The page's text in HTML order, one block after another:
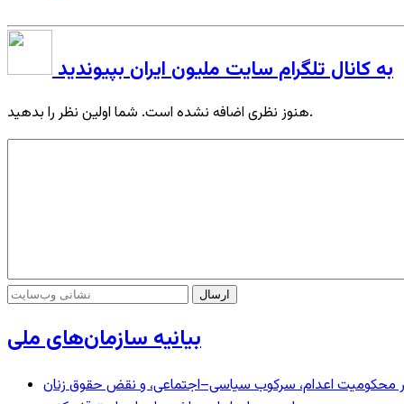
به کانال تلگرام سایت ملیون ایران بپیوندید
هنوز نظری اضافه نشده است. شما اولین نظر را بدهید.
بیانیه سازمان‌های ملی
در محکومیت اعدام، سرکوب سیاسی–اجتماعی، و نقض حقوق زنان